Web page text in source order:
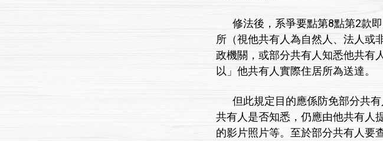
修法後，系爭要點第8點第2款即
所（視他共有人為自然人、法人或
政機關，或部分共有人知悉他共有
以」他共有人實際住居所為送達。
但此規定目的應係防免部分共有
共有人是否知悉，仍應由他共有人
的影片照片等。至於部分共有人要